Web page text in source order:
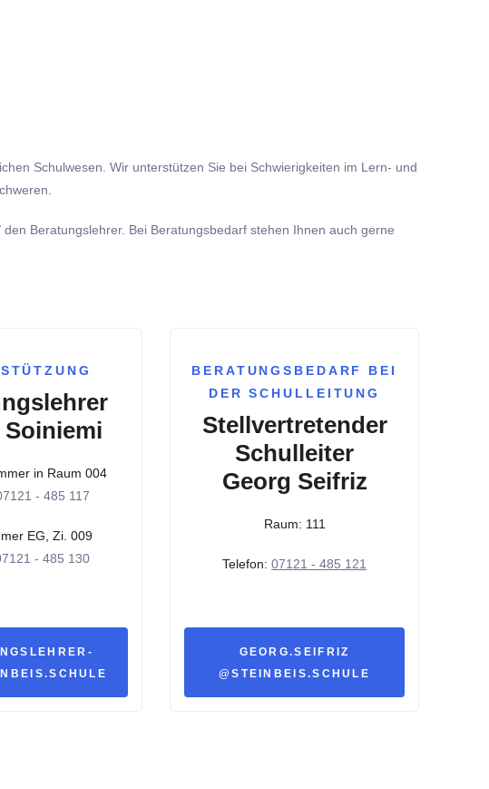
Schulwesen. Wir unterstützen Sie bei Schwierigkeiten im Lern- und
Beratungslehrer. Bei Beratungsbedarf stehen Ihnen auch gerne
in Raum 004
- 485 117
EG, Zi. 009
- 485 130
BERATUNGSBEDARF BEI
DER SCHULLEITUNG
Stellvertretender
Schulleiter
Georg Seifriz
Raum: 111
Telefon: 07121 - 485 121
GEORG.SEIFRIZ
@STEINBEIS.SCHULE